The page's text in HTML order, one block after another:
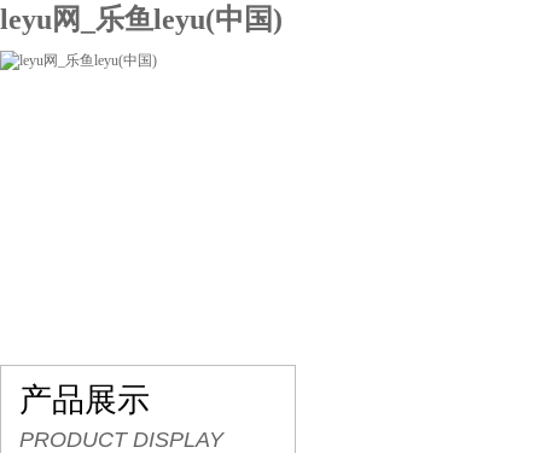
leyu网_乐鱼leyu(中国)
产品展示
PRODUCT DISPLAY